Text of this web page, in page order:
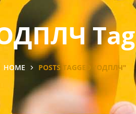
Tag
HOME POSTS TAGGED "ОДПЛЧ"